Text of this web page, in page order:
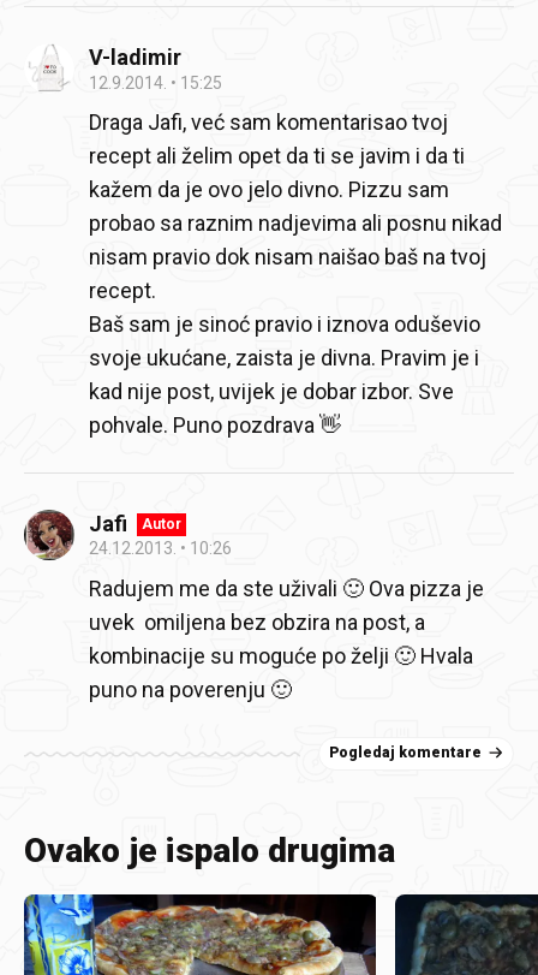
V-ladimir
12.9.2014. 15:25
Draga Jafi, već sam komentarisao tvoj
recept ali želim opet da ti se javim i da ti
kažem da je ovo jelo divno. Pizzu sam
probao sa raznim nadjevima ali posnu nikad
nisam pravio dok nisam naišao baš na tvoj
recept.
Baš sam je sinoć pravio i iznova oduševio
svoje ukućane, zaista je divna. Pravim je i
kad nije post, uvijek je dobar izbor. Sve
pohvale. Puno pozdrava 👋
Jafi Autor
24.12.2013. 10:26
Radujem me da ste uživali 🙂 Ova pizza je
uvek omiljena bez obzira na post, a
kombinacije su moguće po želji 🙂 Hvala
puno na poverenju 🙂
Pogledaj komentare
Ovako je ispalo drugima